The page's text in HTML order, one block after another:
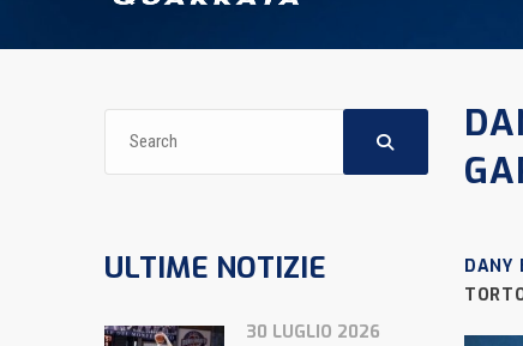
DANY
ULTIME NOTIZIE
30 LUGLIO 2026